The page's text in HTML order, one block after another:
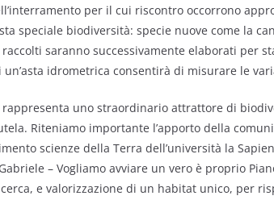
per il cui riscontro occorrono
speciale biodiversità: specie nuove come la
saranno successivamente elaborati per
un’asta idrometrica consentirà di misurare le
rappresenta uno straordinario attrattore di
Riteniamo importante l’apporto della
scienze della Terra dell’università la
– Vogliamo avviare un vero è proprio
e valorizzazione di un habitat unico, per